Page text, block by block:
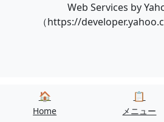
Web Services by
（https://
🏠
Home
📋
メニュー